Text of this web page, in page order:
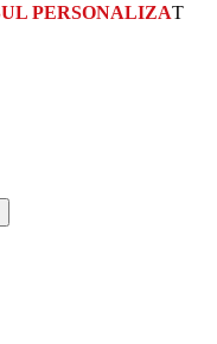
PERSONALIZAT